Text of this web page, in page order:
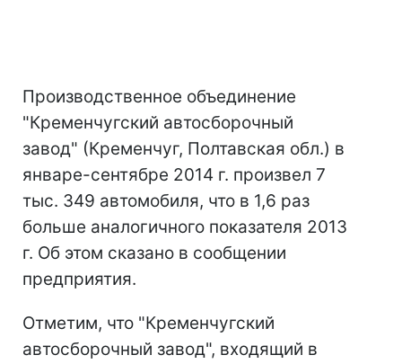
Производственное объединение
"Кременчугский автосборочный
завод" (Кременчуг, Полтавская обл.) в
январе-сентябре 2014 г. произвел 7
тыс. 349 автомобиля, что в 1,6 раз
больше аналогичного показателя 2013
г. Об этом сказано в сообщении
предприятия.
Отметим, что "Кременчугский
автосборочный завод", входящий в